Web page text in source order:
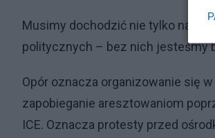
Musimy dochodzić nie tylko
politycznych – bez nich jesteśmy
Opór oznacza organizowanie się
zapobieganie aresztowaniom
ICE. Oznacza protesty przed